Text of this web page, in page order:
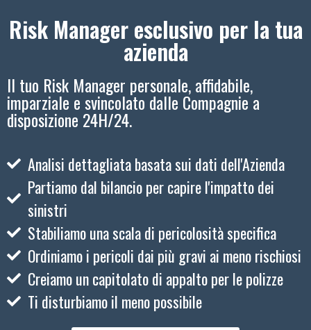
Risk Manager esclusivo per la tua
azienda
Il tuo Risk Manager personale, affidabile,
imparziale e svincolato dalle Compagnie a
disposizione 24H/24.
Analisi dettagliata basata sui dati dell'Azienda
Partiamo dal bilancio per capire l'impatto dei
sinistri
Stabiliamo una scala di pericolosità specifica
Ordiniamo i pericoli dai più gravi ai meno rischiosi
Creiamo un capitolato di appalto per le polizze
Ti disturbiamo il meno possibile